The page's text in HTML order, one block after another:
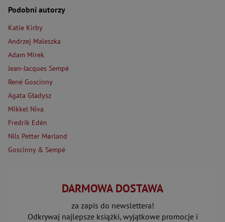
Podobni autorzy
Katie Kirby
Andrzej Maleszka
Adam Mirek
Jean-Jacques Sempé
René Goscinny
Agata Gładysz
Mikkel Niva
Fredrik Edén
Nils Petter Mørland
Goscinny & Sempé
DARMOWA DOSTAWA
za zapis do newslettera!
Odkrywaj najlepsze książki, wyjątkowe promocje i